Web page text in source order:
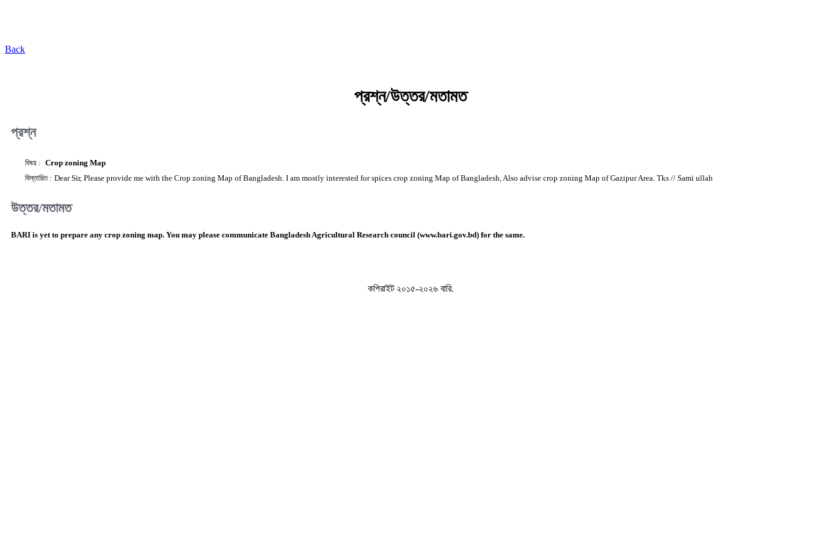
Back
প্রশ্ন/উত্তর/মতামত
প্রশ্ন
বিষয় : Crop zoning Map
বিস্তারিত : Dear Sir, Please provide me with the Crop zoning Map of Bangladesh. I am mostly interested for spices crop zoning Map of Bangladesh, Also advise crop zoning Map of Gazipur Area. Tks // Sami ullah
উত্তর/মতামত
BARI is yet to prepare any crop zoning map. You may please communicate Bangladesh Agricultural Research council (www.bari.gov.bd) for the same.
কপিরাইট ২০১৫-২০২৬ বারি.